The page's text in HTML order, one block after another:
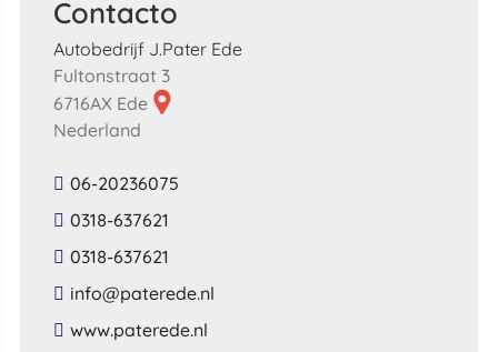
Contacto
Autobedrijf J.Pater Ede
Fultonstraat 3
6716AX Ede
Nederland
06-20236075
0318-637621
0318-637621
​info​@​paterede​.​nl​
​www​.​paterede​.​nl​